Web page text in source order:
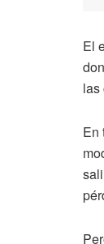
El
las
En